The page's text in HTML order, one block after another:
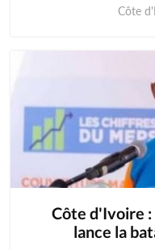
Côte
Côte d'Ivoire
lance la